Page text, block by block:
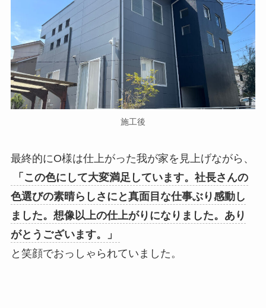
施工後
最終的にO様は仕上がった我が家を見上げながら、
「この色にして大変満足しています。社長さんの
色選びの素晴らしさにと真面目な仕事ぶり感動し
ました。想像以上の仕上がりになりました。あり
がとうございます。」
と笑顔でおっしゃられていました。